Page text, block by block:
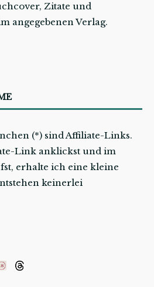
Zitate und
angegebenen Verlag.
(*) sind Affiliate-Links.
Link anklickst und im
erhalte ich eine kleine
keinerlei